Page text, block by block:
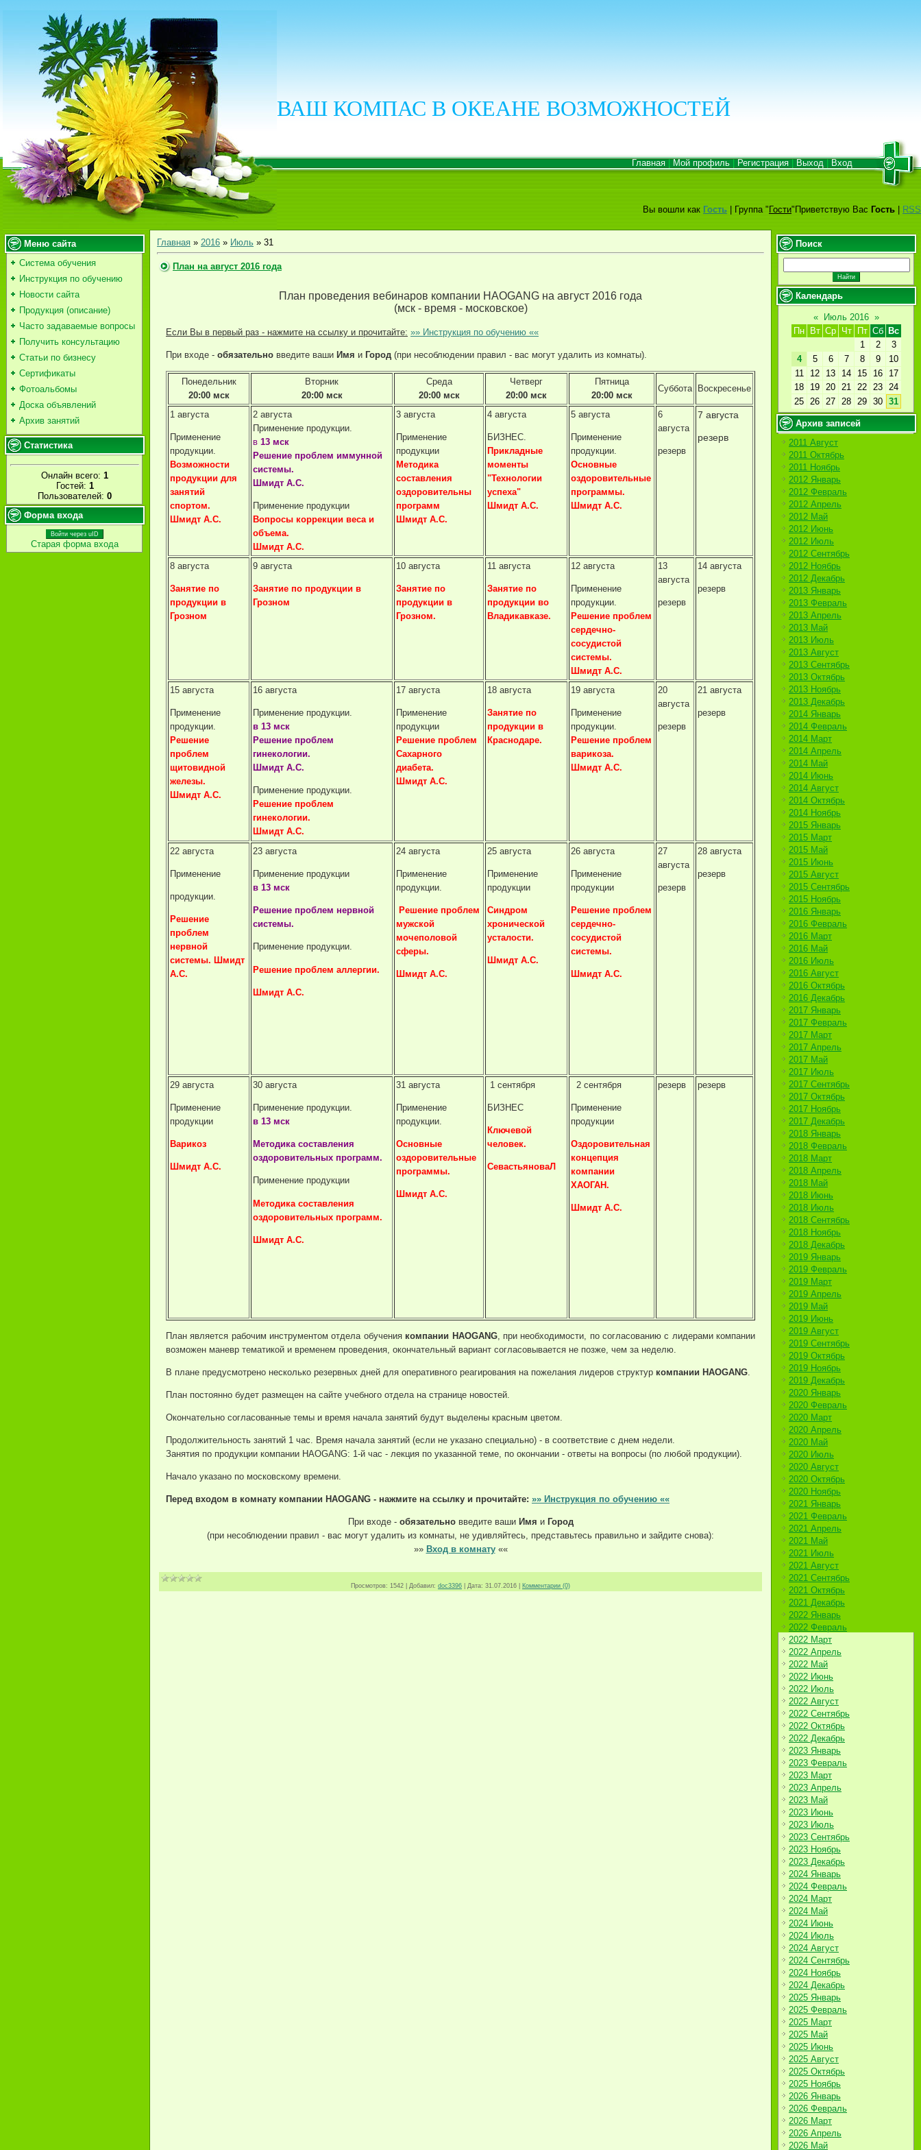
ВАШ КОМПАС В ОКЕАНЕ ВОЗМОЖНОСТЕЙ
Главная Мой профиль Регистрация Выход Вход
Вы вошли как Гость|Группа"Гости"Приветствую Вас Гость |RSS
Меню сайта
Система обучения
Инструкция по обучению
Новости сайта
Продукция (описание)
Часто задаваемые вопросы
Получить консультацию
Статьи по бизнесу
Сертификаты
Фотоальбомы
Доска объявлений
Архив занятий
Статистика
Онлайн всего: 1
Гостей: 1
Пользователей: 0
Форма входа
Войти через uID
Старая форма входа
Главная » 2016 » Июль » 31
План на август 2016 года
План проведения вебинаров компании HAOGANG на август 2016 года
(мск - время - московское)
Если Вы в первый раз - нажмите на ссылку и прочитайте: »» Инструкция по обучению ««
При входе - обязательно введите ваши Имя и Город (при несоблюдении правил - вас могут удалить из комнаты).
Понедельник
20:00 мск
Вторник
20:00 мск
Среда
20:00 мск
Четверг
20:00 мск
Пятница
20:00 мск
Суббота Воскресенье
1 августа
Применение
продукции.
Возможности
продукции для
занятий
спортом.
Шмидт А.С.
2 августа
Применение продукции.
в 13 мск
Решение проблем иммунной
системы.
Шмидт А.С.
Применение продукции
Вопросы коррекции веса и
объема.
Шмидт А.С.
3 августа
Применение
продукции
Методика
составления
оздоровительны
программ
Шмидт А.С.
4 августа
БИЗНЕС.
Прикладные
моменты
"Технологии
успеха"
Шмидт А.С.
5 августа
Применение
продукции.
Основные
оздоровительные
программы.
Шмидт А.С.
6
августа
резерв
7 августа
резерв
8 августа
Занятие по
продукции в
Грозном
9 августа
Занятие по продукции в
Грозном
10 августа
Занятие по
продукции в
Грозном.
11 августа
Занятие по
продукции во
Владикавказе.
12 августа
Применение
продукции.
Решение проблем
сердечно-
сосудистой
системы.
Шмидт А.С.
13
августа
резерв
14 августа
резерв
15 августа
Применение
продукции.
Решение
проблем
щитовидной
железы.
Шмидт А.С.
16 августа
Применение продукции.
в 13 мск
Решение проблем
гинекологии.
Шмидт А.С.
Применение продукции.
Решение проблем
гинекологии.
Шмидт А.С.
17 августа
Применение
продукции
Решение проблем
Сахарного
диабета.
Шмидт А.С.
18 августа
Занятие по
продукции в
Краснодаре.
19 августа
Применение
продукции.
Решение проблем
варикоза.
Шмидт А.С.
20
августа
резерв
21 августа
резерв
22 августа
Применение
продукции.
Решение
проблем
нервной
системы. Шмидт
А.С.
23 августа
Применение продукции
в 13 мск
Решение проблем нервной
системы.
Применение продукции.
Решение проблем аллергии.
Шмидт А.С.
24 августа
Применение
продукции.
Решение проблем
мужской
мочеполовой
сферы.
Шмидт А.С.
25 августа
Применение
продукции
Синдром
хронической
усталости.
Шмидт А.С.
26 августа
Применение
продукции
Решение проблем
сердечно-
сосудистой
системы.
Шмидт А.С.
27
августа
резерв
28 августа
резерв
29 августа
Применение
продукции
Варикоз
Шмидт А.С.
30 августа
Применение продукции.
в 13 мск
Методика составления
оздоровительных программ.
Применение продукции
Методика составления
оздоровительных программ.
Шмидт А.С.
31 августа
Применение
продукции.
Основные
оздоровительные
программы.
Шмидт А.С.
1 сентября
БИЗНЕС
Ключевой
человек.
СевастьяноваЛ
2 сентября
Применение
продукции
Оздоровительная
концепция
компании
ХАОГАН.
Шмидт А.С.
резерв резерв
План является рабочим инструментом отдела обучения компании HAOGANG, при необходимости, по согласованию с лидерами компании
возможен маневр тематикой и временем проведения, окончательный вариант согласовывается не позже, чем за неделю.
В плане предусмотрено несколько резервных дней для оперативного реагирования на пожелания лидеров структур компании HAOGANG
План постоянно будет размещен на сайте учебного отдела на странице новостей.
Окончательно согласованные темы и время начала занятий будут выделены красным цветом.
Продолжительность занятий 1 час. Время начала занятий (если не указано специально) - в соответствие с днем недели.
Занятия по продукции компании HAOGANG: 1-й час - лекция по указанной теме, по окончании - ответы на вопросы (по любой продукции).
Начало указано по московскому времени.
Перед входом в комнату компании HAOGANG - нажмите на ссылку и прочитайте: »» Инструкция по обучению ««
При входе - обязательновведите ваши Имя и Город
(при несоблюдении правил - вас могут удалить из комнаты, не удивляйтесь, представьтесь правильно и зайдите снова):
»» Вход в комнату««
Просмотров: 1542 Добавил: doc3396 Дата: 31.07.2016 Комментарии (0)
Поиск
Календарь
« Июль 2016 »
Пн
Вт Ср Чт Пт Сб Вс
1
2
3
4
5 6 7 8 9
10
11
12 13 14 15 16
17
18
19 20 21 22 23 24
25 26 27 28 29 30 31
Архив записей
2011 Август
2011 Октябрь
2011 Ноябрь
2012 Январь
2012 Февраль
2012 Апрель
2012 Май
2012 Июнь
2012 Июль
2012 Сентябрь
2012 Ноябрь
2012 Декабрь
2013 Январь
2013 Февраль
2013 Апрель
2013 Май
2013 Июль
2013 Август
2013 Сентябрь
2013 Октябрь
2013 Ноябрь
2013 Декабрь
2014 Январь
2014 Февраль
2014 Март
2014 Апрель
2014 Май
2014 Июнь
2014 Август
2014 Октябрь
2014 Ноябрь
2015 Январь
2015 Март
2015 Май
2015 Июнь
2015 Август
2015 Сентябрь
2015 Ноябрь
2016 Январь
2016 Февраль
2016 Март
2016 Май
2016 Июль
2016 Август
2016 Октябрь
2016 Декабрь
2017 Январь
2017 Февраль
2017 Март
2017 Апрель
2017 Май
2017 Июль
2017 Сентябрь
2017 Октябрь
2017 Ноябрь
2017 Декабрь
2018 Январь
2018 Февраль
2018 Март
2018 Апрель
2018 Май
2018 Июнь
2018 Июль
2018 Сентябрь
2018 Ноябрь
2018 Декабрь
2019 Январь
2019 Февраль
2019 Март
2019 Апрель
2019 Май
2019 Июнь
2019 Август
2019 Сентябрь
2019 Октябрь
2019 Ноябрь
2019 Декабрь
2020 Январь
2020 Февраль
2020 Март
2020 Апрель
2020 Май
2020 Июль
2020 Август
2020 Октябрь
2020 Ноябрь
2021 Январь
2021 Февраль
2021 Апрель
2021 Май
2021 Июль
2021 Август
2021 Сентябрь
2021 Октябрь
2021 Декабрь
2022 Январь
2022 Февраль
2022 Март
2022 Апрель
2022 Май
2022 Июнь
2022 Июль
2022 Август
2022 Сентябрь
2022 Октябрь
2022 Декабрь
2023 Январь
2023 Февраль
2023 Март
2023 Апрель
2023 Май
2023 Июнь
2023 Июль
2023 Сентябрь
2023 Ноябрь
2023 Декабрь
2024 Январь
2024 Февраль
2024 Март
2024 Май
2024 Июнь
2024 Июль
2024 Август
2024 Сентябрь
2024 Ноябрь
2024 Декабрь
2025 Январь
2025 Февраль
2025 Март
2025 Май
2025 Июнь
2025 Август
2025 Октябрь
2025 Ноябрь
2026 Январь
2026 Февраль
2026 Март
2026 Апрель
2026 Май